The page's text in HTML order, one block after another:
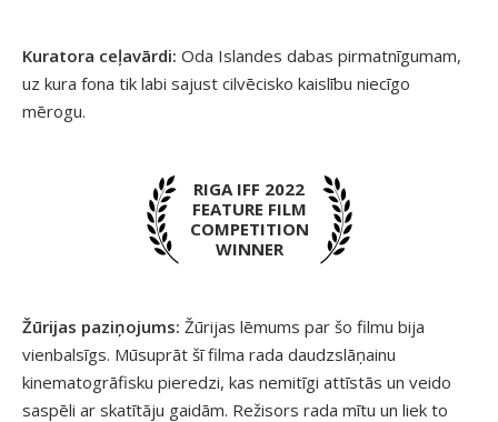
Kuratora ceļavārdi: Oda Islandes dabas pirmatnīgumam,
uz kura fona tik labi sajust cilvēcisko kaislību niecīgo
mērogu.
RIGA IFF 2022
FEATURE FILM
COMPETITION
WINNER
Žūrijas paziņojums: Žūrijas lēmums par šo filmu bija
vienbalsīgs. Mūsuprāt šī filma rada daudzslāņainu
kinematogrāfisku pieredzi, kas nemitīgi attīstās un veido
saspēli ar skatītāju gaidām. Režisors rada mītu un liek to